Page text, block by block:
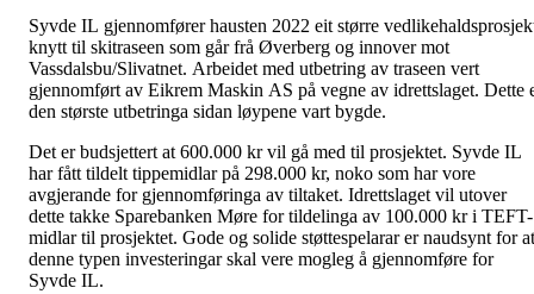
Syvde IL gjennomfører hausten 2022 eit større
knytt til skitraseen som går frå Øverberg og innover mot
Vassdalsbu/Slivatnet. Arbeidet med utbetring av traseen vert
gjennomført av Eikrem Maskin AS på vegne av idrettslaget. Dette
den største utbetringa sidan løypene vart bygde.
Det er budsjettert at 600.000 kr vil gå med til prosjektet. Syvde IL
har fått tildelt tippemidlar på 298.000 kr, noko som har vore
avgjerande for gjennomføringa av tiltaket. Idrettslaget vil utover
dette takke Sparebanken Møre for tildelinga av 100.000 kr i TEFT-
midlar til prosjektet. Gode og solide støttespelarar er naudsynt for at
denne typen investeringar skal vere mogleg å gjennomføre for
Syvde IL.